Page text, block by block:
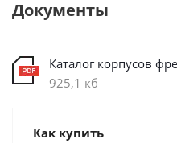
Документы
Каталог корпусов
925,1 кб
Как купить